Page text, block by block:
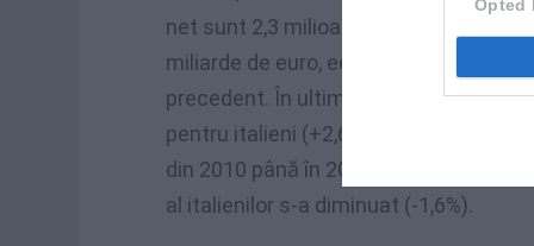
Opted
net sunt 2,3 milioane, echivalentul a
miliarde de euro, echivalentul a 4,6%
precedent. În ultimul an s-ar începe
pentru italieni (+2,6% plăți Irpef) dar
din 2010 până în 2016 Irpef-ul plătit
al italienilor s-a diminuat (-1,6%).